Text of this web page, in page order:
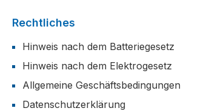
Rechtliches
Hinweis nach dem Batteriegesetz
Hinweis nach dem Elektrogesetz
Allgemeine Geschäftsbedingungen
Datenschutzerklärung